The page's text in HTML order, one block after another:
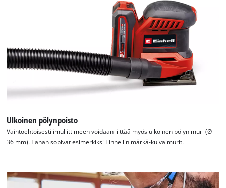
Ulkoinen pölynpoisto
Vaihtoehtoisesti imuliittimeen voidaan liittää myös ulkoinen pölynimuri (Ø
36 mm). Tähän sopivat esimerkiksi Einhellin märkä-kuivaimurit.